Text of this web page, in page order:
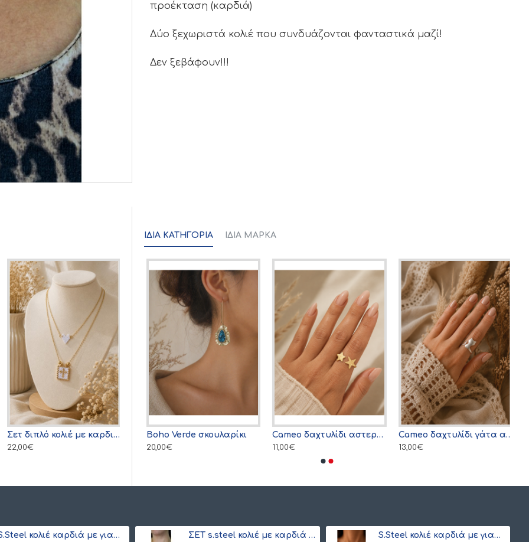
προέκταση (καρδιά)
Δύο ξεχωριστά κολιέ που συνδυάζονται φανταστικά μαζί!
Δεν ξεβάφουν!!!
Σετ διπλό κολιέ με καρδιά και σταυρό miyuki λευκό
22,00€
ΊΔΙΑ ΚΑΤΗΓΟΡΊΑ ΊΔΙΑ ΜΆΡΚΑ
Azure Mist σκουλαρίκι
16,00€
Boho Verde σκουλαρίκι
20,00€
Cameo δαχτυλίδι αστεράκια χρυσό
11,00€
Cameo δαχτυλίδι γάτα ασημί
13,00€
S.Steel κολιέ καρδιά με γιαπωνέζικες χάντρες Miyuki κόκκινο-χρυσό
ΣΕΤ s.steel κολιέ με καρδιά και ματάκι Miyuki (ξεχωριστά) λευκό-γαλάζιο
S.Steel κολιέ καρδιά με γιαπωνέζικες χάντρες Miyuki μαύρο-χρυσό